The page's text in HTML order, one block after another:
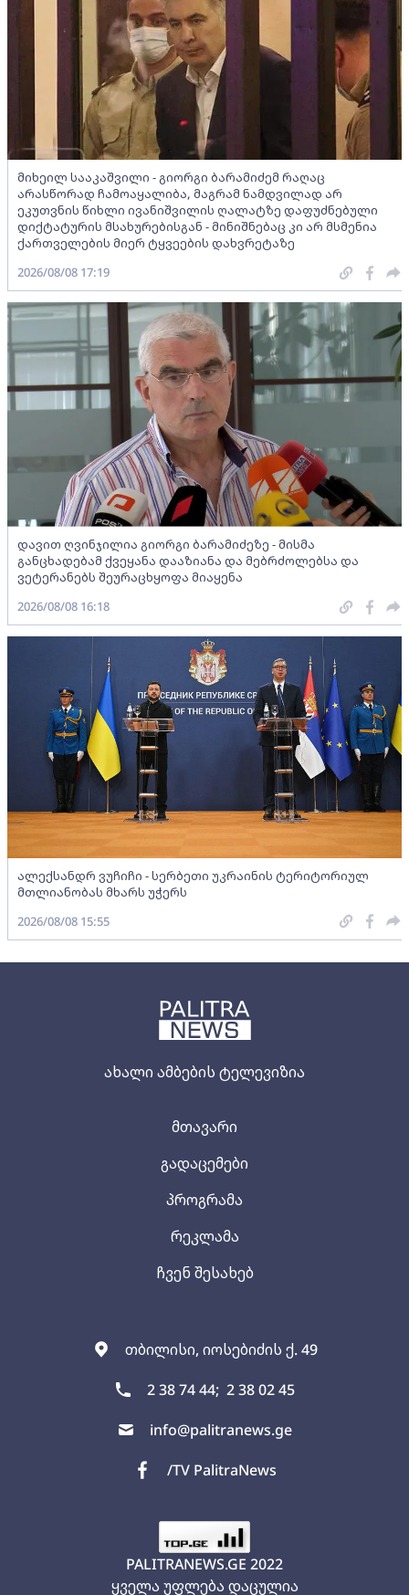
ახალი ამბების ტელევიზია
თბილისი, იოსებიძის ქ. 49
2 38 74 44; 2 38 02 45
info@palitranews.ge
/TV PalitraNews
მთავარი
გადაცემები
პროგრამა
რეკლამა
ჩვენ შესახებ
PALITRANEWS.GE 2022
ყველა უფლება დაცულია
მიხეილ სააკაშვილი - გიორგი ბარამიძემ რაღაც
არასწორად ჩამოაყალიბა, მაგრამ ნამდვილად არ
ეკუთვნის წიხლი ივანიშვილის ღალატზე დაფუძნებული
დიქტატურის მსახურებისგან - მინიშნებაც კი არ მსმენია
ქართველების მიერ ტყვეების დახვრეტაზე
2026/08/08 17:19
დავით ღვინჯილია გიორგი ბარამიძეზე - მისმა
განცხადებამ ქვეყანა დააზიანა და მებრძოლებსა და
ვეტერანებს შეურაცხყოფა მიაყენა
2026/08/08 16:18
ალექსანდრ ვუჩიჩი - სერბეთი უკრაინის ტერიტორიულ
მთლიანობას მხარს უჭერს
2026/08/08 15:55